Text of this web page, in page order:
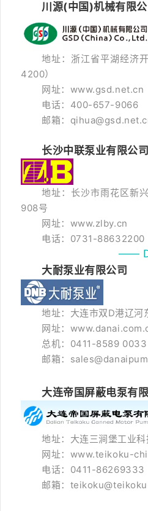
川源(中国)机械有限公
地址：浙江省平湖经济
4200）
网址：www.gsd.net.cn
电话：400-657-9066
邮箱：
长沙中联泵业有限公司
地址：长沙市雨花区新
908号
网址：www.zlby.cn
电话：0731-88632200
——
大耐泵业有限公司
地址：大连市双D港辽河
网址：
总机：0411-8589 0033
邮箱：
大连帝国屏蔽电泵有
地址：大连三涧堡工业科
网址：www.teikoku-
电话：0411-86269333
邮箱：